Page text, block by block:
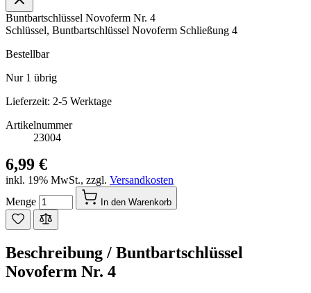
Buntbartschlüssel Novoferm Nr. 4
Schlüssel, Buntbartschlüssel Novoferm Schließung 4
Bestellbar
Nur 1 übrig
Lieferzeit: 2-5 Werktage
Artikelnummer
23004
6,99 €
inkl. 19% MwSt., zzgl. Versandkosten
Menge
In den Warenkorb
Beschreibung / Buntbartschlüssel
Novoferm Nr. 4